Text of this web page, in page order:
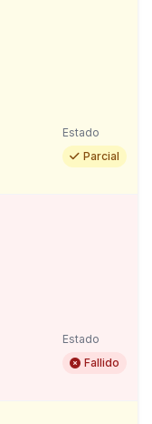
Estado
Parcial
Estado
Fallido